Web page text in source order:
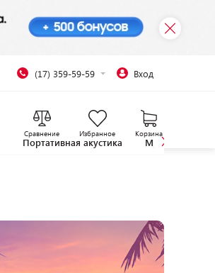
(17) 359-59-59 Вход
Сравнение Избранное Корзина
Портативная акустика